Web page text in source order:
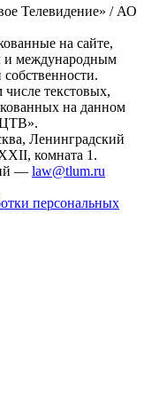
Телевидение» / АО
на сайте,
и международным
собственности.
текстовых,
на данном
Ленинградский
комната 1.
— law@tlum.ru
персональных